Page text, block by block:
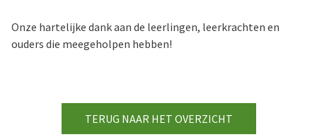
Onze hartelijke dank aan de leerlingen, leerkrachten en
ouders die meegeholpen hebben!
TERUG NAAR HET OVERZICHT